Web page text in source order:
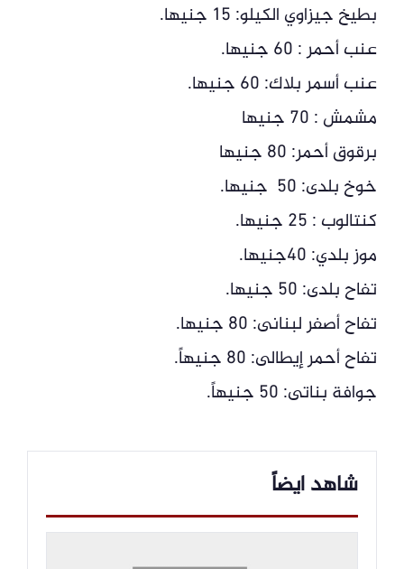
بطيخ جيزاوي الكيلو: 15 جنيها.
عنب أحمر : 60 جنيها.
عنب أسمر بلاك: 60 جنيها.
مشمش : 70 جنيها
برقوق أحمر: 80 جنيها
خوخ بلدى: 50 جنيها.
كنتالوب : 25 جنيها.
موز بلدي: 40جنيها.
تفاح بلدى: 50 جنيها.
تفاح أصفر لبنانى: 80 جنيها.
تفاح أحمر إيطالى: 80 جنيهاً.
جوافة بناتى: 50 جنيهاً.
شاهد ايضاً